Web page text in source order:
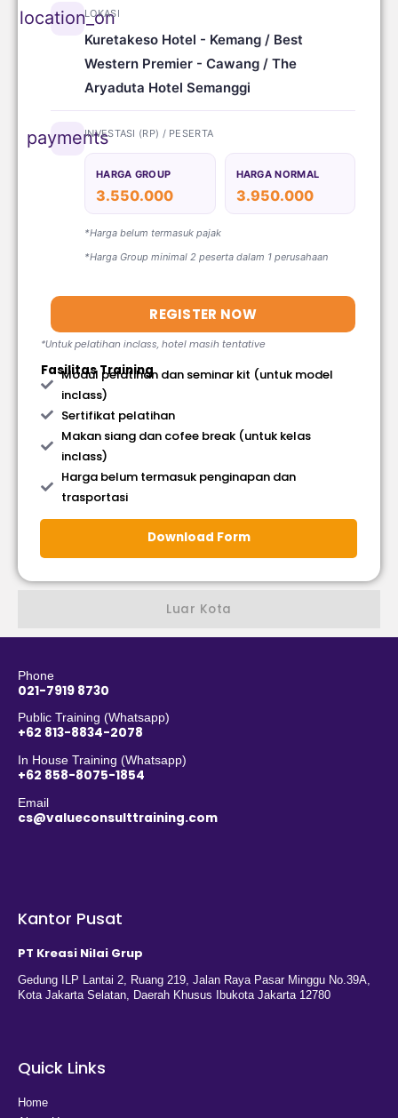
Luar Kota
location_on
LOKASI
Kuretakeso Hotel - Kemang / Best
Western Premier - Cawang / The
Aryaduta Hotel Semanggi
paymentsINVESTASI (RP) / PESERTA
HARGA GROUP
3.550.000
HARGA NORMAL
3.950.000
*Harga belum termasuk pajak
*Harga Group minimal 2 peserta dalam 1 perusahaan
REGISTER NOW
*Untuk pelatihan inclass, hotel masih tentative
Fasilitas Training
Modul pelatihan dan seminar kit (untuk model
inclass)
Sertifikat pelatihan
Makan siang dan cofee break (untuk kelas
inclass)
Harga belum termasuk penginapan dan
trasportasi
Download Form
Phone
021-7919 8730
Public Training (Whatsapp)
+62 813-8834-2078
In House Training (Whatsapp)
+62 858-8075-1854
Email
cs@valueconsulttraining.com
Kantor Pusat
PT Kreasi Nilai Grup
Gedung ILP Lantai 2, Ruang 219, Jalan Raya Pasar Minggu No.39A,
Kota Jakarta Selatan, Daerah Khusus Ibukota Jakarta 12780
Quick Links
Home